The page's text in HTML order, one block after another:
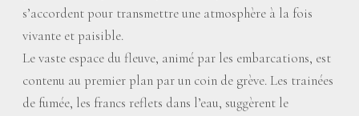
s’accordent pour transmettre une atmosphère à la fois
vivante et paisible.
Le vaste espace du fleuve, animé par les embarcations, est
contenu au premier plan par un coin de grève. Les trainées
de fumée, les francs reflets dans l’eau, suggèrent le